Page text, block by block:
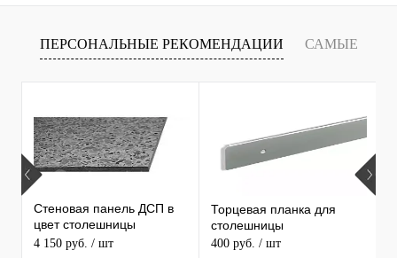
ПЕРСОНАЛЬНЫЕ РЕКОМЕНДАЦИИ САМЫЕ
ПРОДАВАЕМЫЕ ТОВАРЫ
Стеновая панель ДСП в
цвет столешницы
MAERSS
4 150 руб. / шт
Торцевая планка для
столешницы
400 руб. / шт